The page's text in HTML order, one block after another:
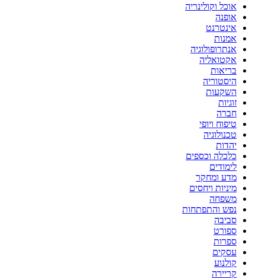
אוכל וקולינריה
אופנה
אינטרנט
אמנות
אנתרופולוגיה
אקטואליה
בריאות
היסטוריה
השקעות
זוגיות
חברה
טיפוח ויופי
טכנולוגיה
יהדות
כלכלה וכספים
לימודים
מדע ומחקר
מיניות ויחסים
משפחה
נפש והתפתחות
סביבה
ספורט
ספרות
עסקים
קולנוע
קריירה